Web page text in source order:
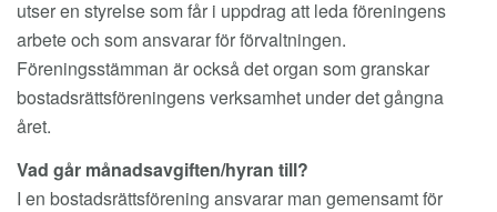
utser en styrelse som får i uppdrag att leda föreningens
arbete och som ansvarar för förvaltningen.
Föreningsstämman är också det organ som granskar
bostadsrättsföreningens verksamhet under det gångna
året.
Vad går månadsavgiften/hyran till?
I en bostadsrättsförening ansvarar man gemensamt för